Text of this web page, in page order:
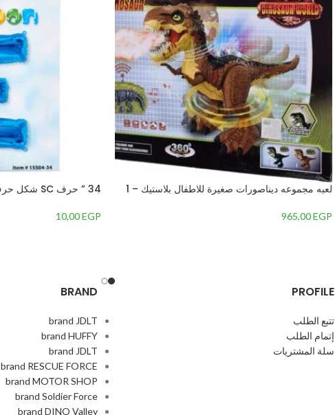
لعبه مجموعه ديناصورات صغيرة للاطفال بلاستيك – 1
965,00EGP
34 ” حرف SC شكل حرف E أزرق ملكي
10,00EGP
PROFILE
تتبع الطلب
إتمام الطلب
سلة المشتريات
BRAND
brand JDLT
brand HUFFY
brand JDLT
brand RESCUE FORCE
brand MOTOR SHOP
brand Soldier Force
brand DINO Valley